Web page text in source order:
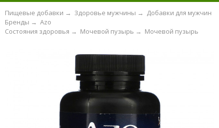
Пищевые добавки → Здоровье мужчины → Добавки для мужчин
Azo
Бренды →
Мочевой пузырь
Мочевой пузырь →
Состояния здоровья →